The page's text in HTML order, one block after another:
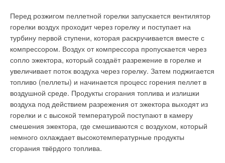
Перед розжигом пеллетной горелки запускается вентилятор
горелки воздух проходит через горелку и поступает на
турбину первой ступени, которая раскручивается вместе с
компрессором. Воздух от компрессора пропускается через
сопло эжектора, который создаёт разрежение в горелке и
увеличивает поток воздуха через горелку. Затем поджигается
топливо (пеллеты) и начинается процесс горения пеллет в
воздушной среде. Продукты сгорания топлива и излишки
воздуха под действием разрежения от эжектора выходят из
горелки и с высокой температурой поступают в камеру
смешения эжектора, где смешиваются с воздухом, который
немного охлаждает высокотемпературные продукты
сгорания твёрдого топлива.